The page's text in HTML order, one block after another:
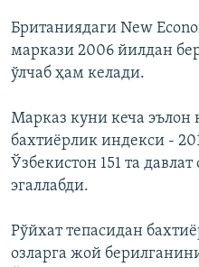
Британиядаги New
маркази 2006 йилдан
ўлчаб ҳам келади.
Марказ куни кеча
бахтиёрлик индекси -
Ўзбекистон 151 та
эгаллабди.
Рўйхат тепасидан
озларга жой